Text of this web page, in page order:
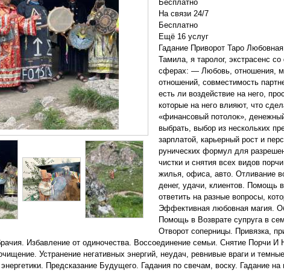
Бесплатно
На связи 24/7
Бесплатно
Ещё 16 услуг
Гадание Приворот Таро
Тамила, я таролог, экстрасенс
сферах: — Любовь, отношения,
отношений, совместимость
есть ли воздействие на него,
которые на него влияют, что
«финансовый потолок»,
выбрать, выбор из нескольких
зарплатой, карьерный рост и
рунических формул для
чистки и снятия всех видов
жилья, офиса, авто. Отливание
денег, удачи, клиентов. Помощь
ответить на разные вопросы,
Эффективная любовная магия.
Помощь в Возврате супруга в
Отворот соперницы. Привязка,
Избавление от одиночества. Воссоединение семьи. Снятие Порчи И
Устранение негативных энергий, неудач, ревнивые враги и
Предсказание Будущего. Гадания по свечам, воску. Гадание